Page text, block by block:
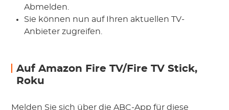
Abmelden.
Sie können nun auf Ihren aktuellen TV-
Anbieter zugreifen.
Auf Amazon Fire TV/Fire TV Stick,
Roku
Melden Sie sich über die ABC-App für diese